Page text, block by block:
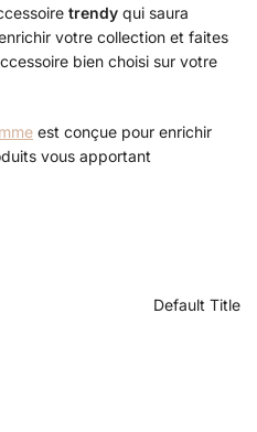
trendy qui saura
votre collection et faites
bien choisi sur votre
est conçue pour enrichir
vous apportant
Default Title